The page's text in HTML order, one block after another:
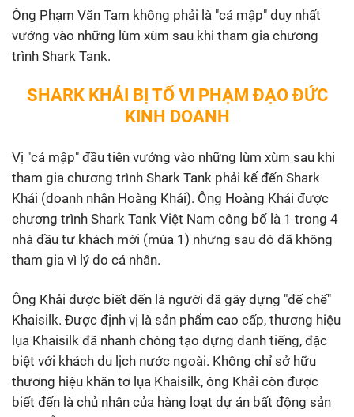
Ông Phạm Văn Tam không phải là "cá mập" duy nhất
vướng vào những lùm xùm sau khi tham gia chương
trình Shark Tank.
SHARK KHẢI BỊ TỐ VI PHẠM ĐẠO ĐỨC
KINH DOANH
Vị "cá mập" đầu tiên vướng vào những lùm xùm sau khi
tham gia chương trình Shark Tank phải kể đến Shark
Khải (doanh nhân Hoàng Khải). Ông Hoàng Khải được
chương trình Shark Tank Việt Nam công bố là 1 trong 4
nhà đầu tư khách mời (mùa 1) nhưng sau đó đã không
tham gia vì lý do cá nhân.
Ông Khải được biết đến là người đã gây dựng "đế chế"
Khaisilk. Được định vị là sản phẩm cao cấp, thương hiệu
lụa Khaisilk đã nhanh chóng tạo dựng danh tiếng, đặc
biệt với khách du lịch nước ngoài. Không chỉ sở hữu
thương hiệu khăn tơ lụa Khaisilk, ông Khải còn được
biết đến là chủ nhân của hàng loạt dự án bất động sản